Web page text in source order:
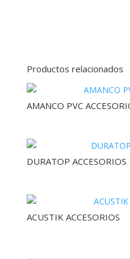
Productos relacionados
AMANCO PVC
DURATOP ACCESORIOS
ACUSTIK ACCESORIOS